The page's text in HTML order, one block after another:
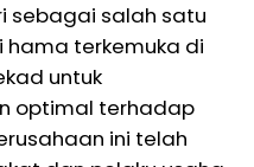
sebagai salah satu
terkemuka di
untuk
optimal terhadap
ini telah